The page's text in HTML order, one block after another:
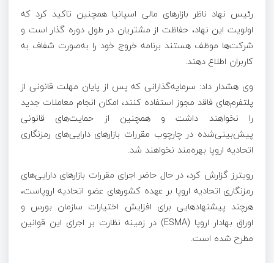
رئیس نهاد ناظر بازارهای مالی اسپانیا همچنین تاکید کرد که
اولویت این نهاد، حفاظت از مشتریان در طول دوره گذار است و
شرکت‌ها موظف هستند برنامه خروج خود را به‌صورت شفاف به
کاربران اطلاع دهند.
وی هشدار داد: سرمایه‌گذارانی که پس از پایان مهلت قانونی از
پلتفرم‌های فاقد مجوز استفاده کنند، امکان انجام معاملات جدید
را نخواهند داشت و همچنین از حمایت‌های قانونی
پیش‌بینی‌شده در چارچوب مقررات بازارهای دارایی‌های رمزنگاری
اتحادیه اروپا بهره‌مند نخواهند شد.
رویترز گزارش کرد، در حال حاضر اجرای مقررات بازارهای دارایی‌های
رمزنگاری اتحادیه اروپا بر عهده کشورهای عضو اتحادیه اروپاست،
هرچند پیشنهادهایی برای افزایش اختیارات سازمان بورس و
اوراق بهادار اروپا (ESMA) در زمینه نظارت بر اجرای این قوانین
مطرح شده است.